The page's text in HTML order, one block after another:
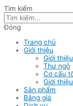
Tìm kiếm
Đóng
Trang chủ
Giới thiệu
Giới
Thư ngỏ
Cơ cấu
Giới
Sản phẩm
Bảng giá